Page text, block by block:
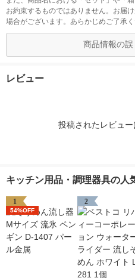
お約束するものではありません。お届
場合がございます。あらかじめご了承く
商品情報の
レビュー
投稿されたレビュー
キッチン用品・調理器具の人
1
54%OFF
2